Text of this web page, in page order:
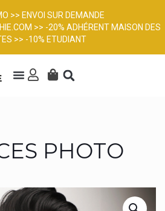
>> ENVOI SUR DEMANDE
>> -20% ADHÉRENT MAISON DES
>> -10% ETUDIANT
PHOTO